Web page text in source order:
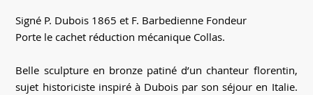
Signé P. Dubois 1865 et F. Barbedienne Fondeur
Porte le cachet réduction mécanique Collas.
Belle sculpture en bronze patiné d’un chanteur florentin,
sujet historiciste inspiré à Dubois par son séjour en Italie.